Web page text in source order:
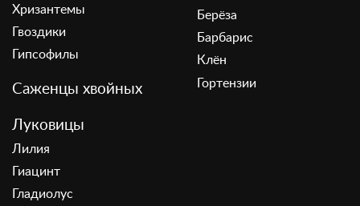
Хризантемы
Гвоздики
Гипсофилы
Саженцы хвойных
Берёза
Барбарис
Клён
Гортензии
Луковицы
Лилия
Гиацинт
Гладиолус